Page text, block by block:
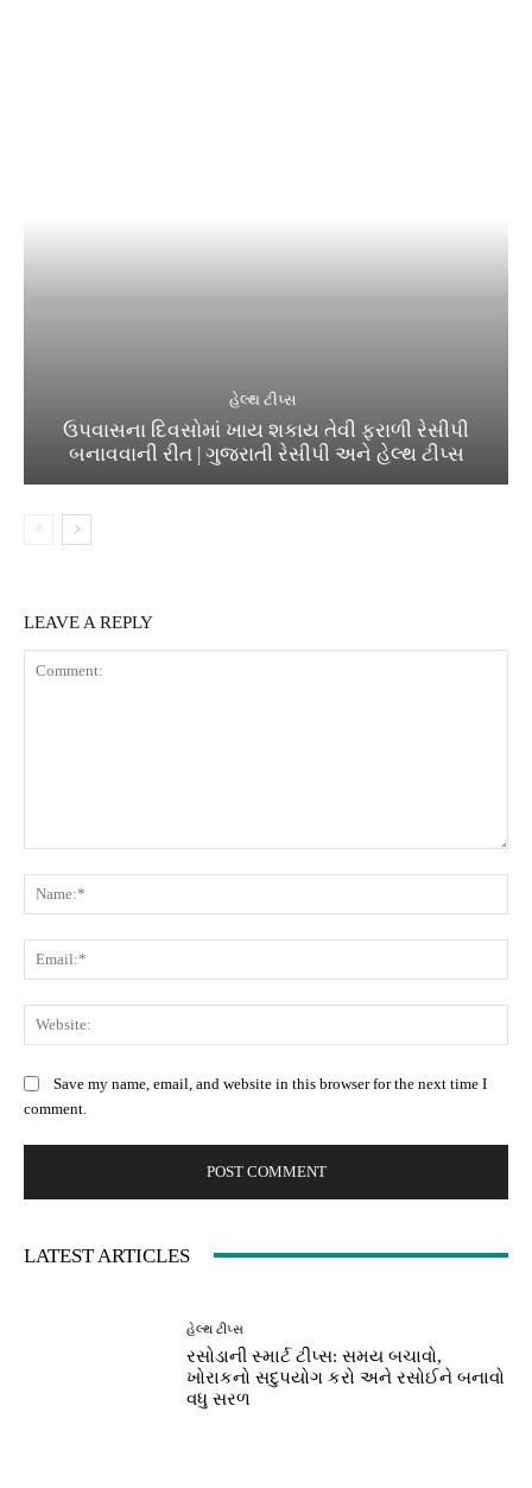
હેલ્થ ટીપ્સ
ઉપવાસના દિવસોમાં ખાય શકાય તેવી ફરાળી રેસીપી
બનાવવાની રીત | ગુજરાતી રેસીપી અને હેલ્થ ટીપ્સ
LEAVE A REPLY
Save my name, email, and website in this browser for the next time I
comment.
LATEST ARTICLES
હેલ્થ ટીપ્સ
રસોડાની સ્માર્ટ ટીપ્સ: સમય બચાવો,
ખોરાકનો સદુપયોગ કરો અને રસોઈને બનાવો
વધુ સરળ